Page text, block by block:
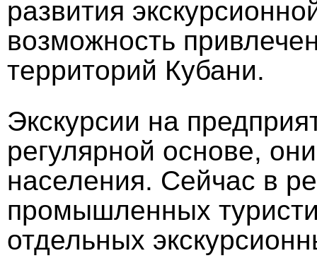
развития
возможность
территорий Кубани.
Экскурсии на
регулярной основе,
населения. Сейчас в
промышленных
отдельных